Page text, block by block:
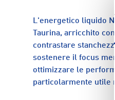
L'energetico liquido
Taurina, arricchito
contrastare
sostenere il focus
ottimizzare le
particolarmente utile